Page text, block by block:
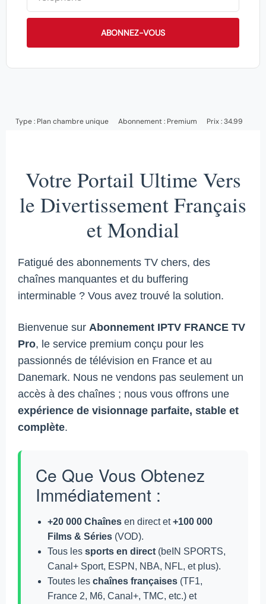
ABONNEZ-VOUS
Type : Plan chambre unique Abonnement : Premium Prix : 34.99
Votre Portail Ultime Vers
le Divertissement Français
et Mondial
Fatigué des abonnements TV chers, des
chaînes manquantes et du buffering
interminable ? Vous avez trouvé la solution.
Bienvenue sur Abonnement IPTV FRANCE TV
Pro, le service premium conçu pour les
passionnés de télévision en France et au
Danemark. Nous ne vendons pas seulement un
accès à des chaînes ; nous vous offrons une
expérience de visionnage parfaite, stable et
complète.
Ce Que Vous Obtenez
Immédiatement :
+20 000 Chaînes en direct et+100 000
Films & Séries (VOD).
Tous les sports en direct (beIN SPORTS,
Canal+ Sport, ESPN, NBA, NFL, et plus).
Toutes les chaînes françaises (TF1,
France 2, M6, Canal+, TMC, etc.) et